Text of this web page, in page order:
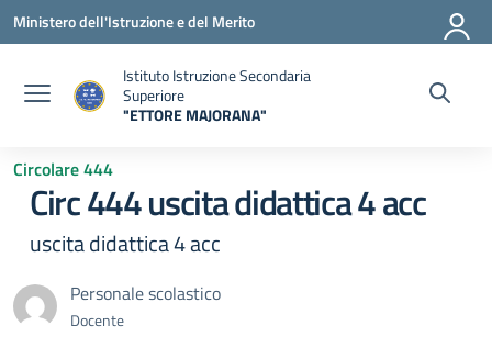
Vai ai contenuti
Vai al menu di navigazione
Vai al footer
Ministero dell'Istruzione e del Merito
Istituto Istruzione Secondaria
Superiore
"ETTORE MAJORANA"
Circolare 444
Circ 444 uscita didattica 4 acc
uscita didattica 4 acc
Personale scolastico
Docente